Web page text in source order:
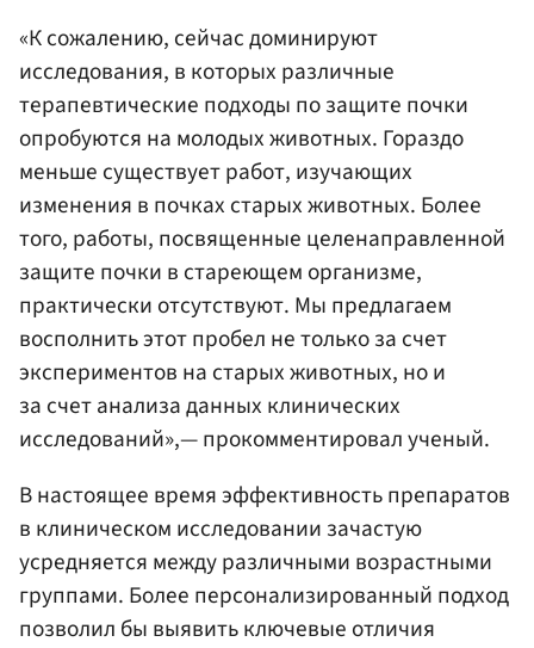
«К сожалению, сейчас доминируют
исследования, в которых различные
терапевтические подходы по защите почки
опробуются на молодых животных. Гораздо
меньше существует работ, изучающих
изменения в почках старых животных. Более
того, работы, посвященные целенаправленной
защите почки в стареющем организме,
практически отсутствуют. Мы предлагаем
восполнить этот пробел не только за счет
экспериментов на старых животных, но и
за счет анализа данных клинических
исследований»,— прокомментировал ученый.
В настоящее время эффективность препаратов
в клиническом исследовании зачастую
усредняется между различными возрастными
группами. Более персонализированный подход
позволил бы выявить ключевые отличия